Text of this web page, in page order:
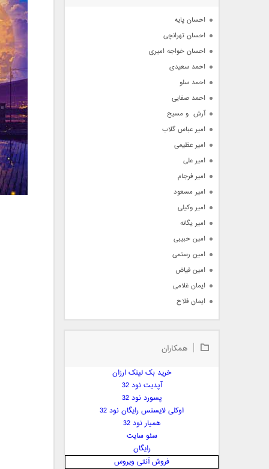
احسان پایه
احسان تهرانچی
احسان خواجه امیری
احمد سعیدی
احمد سلو
احمد صفایی
آرش  و مسیح
امیر عباس گلاب
امیر عظیمی
امیر علی
امیر فرجام
امیر مسعود
امیر وکیلی
امیر یگانه
امین حبیبی
امین رستمی
امین فیاض
ایمان غلامی
ایمان فلاح
بابک جهانبخش
بابک مافی
بهنام صفوی
پارسا چیلیک
همکاران
خرید بک لینک ارزان
آپدیت نود 32
پسورد نود 32
اوکلی لایسنس رایگان نود 32
همیار نود 32
سئو سایت
رایگان
فروش آنتی ویروس